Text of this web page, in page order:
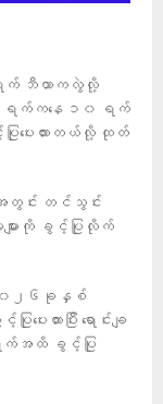
က် ဘီယာကလွဲလို့
ရက်ကနေ ၁၀ ရက်
ပေးထားတယ်လို့ ထုတ်
တွင်း တင်သွင်း
များကို ခွင့်ပြုလိုက်
၂၀၂၆ခုနှစ်
ားပြီး ရောင်းချ
က်အထိ ခွင့်ပြု